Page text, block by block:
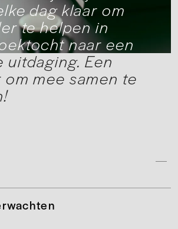
dag klaar om
te helpen in
naar een
uitdaging. Een
mee samen te